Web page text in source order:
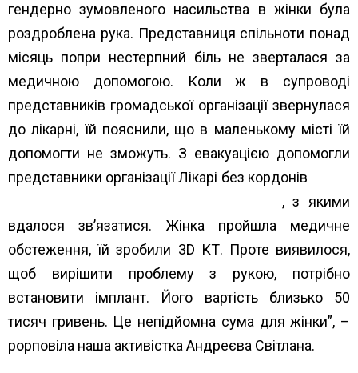
гендерно зумовленого насильства в жінки була
роздроблена рука. Представниця спільноти понад
місяць попри нестерпний біль не зверталася за
медичною допомогою. Коли ж в супроводі
представників громадської організації звернулася
до лікарні, їй пояснили, що в маленькому місті їй
допомогти не зможуть. З евакуацією допомогли
представники організації Лікарі без кордонів
, з якими
вдалося зв’язатися. Жінка пройшла медичне
обстеження, їй зробили 3D КТ. Проте виявилося,
щоб вирішити проблему з рукою, потрібно
встановити імплант. Його вартість близько 50
тисяч гривень. Це непідйомна сума для жінки”, –
роpповіла наша активістка Андреєва Світлана.